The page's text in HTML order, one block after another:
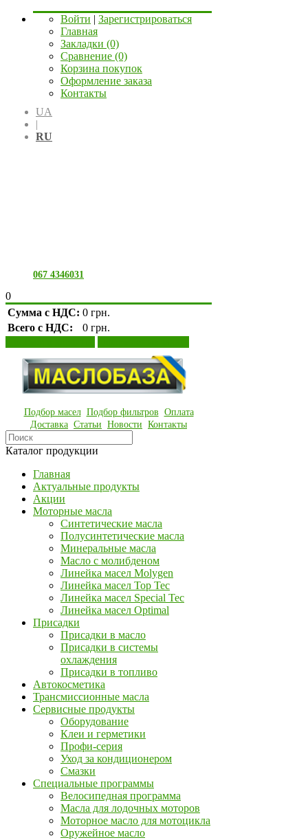
Войти | Зарегистрироваться
Главная
Закладки (0)
Сравнение (0)
Корзина покупок
Оформление заказа
Контакты
UA
|
RU
067 4346031
0
Сумма с НДС: 0 грн.
Всего с НДС:
0 грн.
Подбор масел Подбор фильтров Оплата
Доставка Статьи Новости Контакты
Каталог продукции
Главная
Актуальные продукты
Акции
Моторные масла
Синтетические масла
Полусинтетические масла
Минеральные масла
Масло с молибденом
Линейка масел Molygen
Линейка масел Top Tec
Линейка масел Special Tec
Линейка масел Optimal
Присадки
Присадки в масло
Присадки в системы
охлаждения
Присадки в топливо
Автокосметика
Трансмиссионные масла
Сервисные продукты
Оборудование
Клеи и герметики
Профи-серия
Уход за кондиционером
Смазки
Специальные программы
Велосипедная программа
Масла для лодочных моторов
Моторное масло для мотоцикла
Оружейное масло